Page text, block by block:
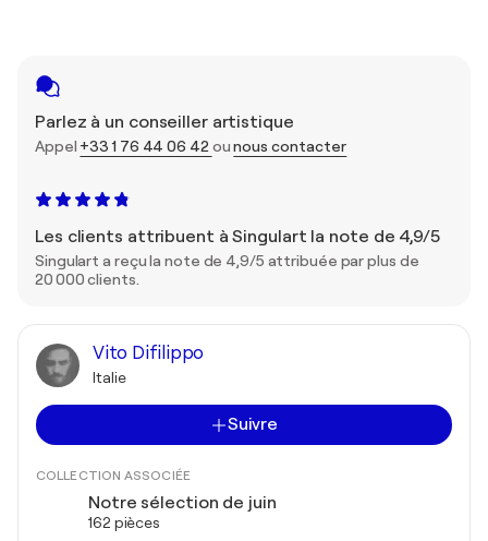
Parlez à un conseiller artistique
Appel +33 1 76 44 06 42 ounous contacter
Les clients attribuent à Singulart la note de 4,9/5
Singulart a reçu la note de 4,9/5 attribuée par plus de
20 000 clients.
Vito Difilippo
Italie
Suivre
COLLECTION ASSOCIÉE
Notre sélection de juin
162 pièces